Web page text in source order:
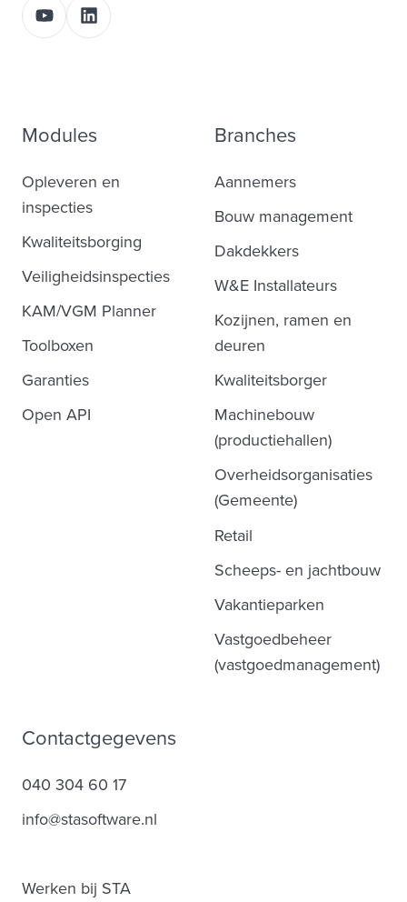
Modules
Opleveren en
inspecties
Kwaliteitsborging
Veiligheidsinspecties
KAM/VGM Planner
Toolboxen
Garanties
Open API
Branches
Aannemers
Bouw management
Dakdekkers
W&E Installateurs
Kozijnen, ramen en
deuren
Kwaliteitsborger
Machinebouw
(productiehallen)
Overheidsorganisaties
(Gemeente)
Retail
Scheeps- en jachtbouw
Vakantieparken
Vastgoedbeheer
(vastgoedmanagement)
Contactgegevens
040 304 60 17
info@stasoftware.nl
Werken bij STA